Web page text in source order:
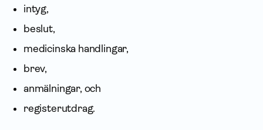
intyg,
beslut,
medicinska handlingar,
brev,
anmälningar, och
registerutdrag.